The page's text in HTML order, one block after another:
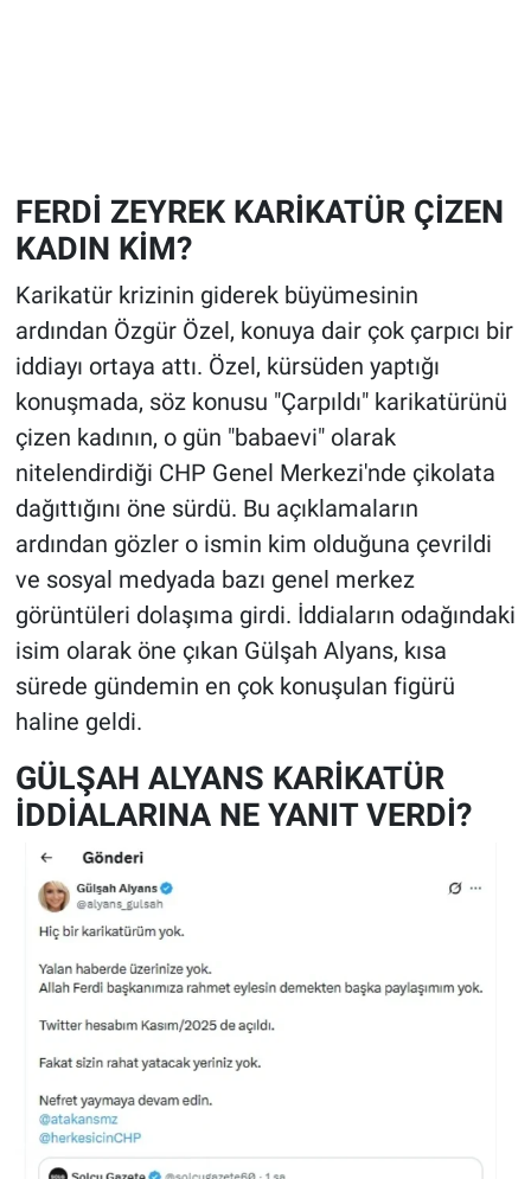
FERDİ ZEYREK KARİKATÜR ÇİZEN
KADIN KİM?
Karikatür krizinin giderek büyümesinin
ardından Özgür Özel, konuya dair çok çarpıcı bir
iddiayı ortaya attı. Özel, kürsüden yaptığı
konuşmada, söz konusu "Çarpıldı" karikatürünü
çizen kadının, o gün "babaevi" olarak
nitelendirdiği CHP Genel Merkezi'nde çikolata
dağıttığını öne sürdü. Bu açıklamaların
ardından gözler o ismin kim olduğuna çevrildi
ve sosyal medyada bazı genel merkez
görüntüleri dolaşıma girdi. İddiaların odağındaki
isim olarak öne çıkan Gülşah Alyans, kısa
sürede gündemin en çok konuşulan figürü
haline geldi.
GÜLŞAH ALYANS KARİKATÜR
İDDİALARINA NE YANIT VERDİ?